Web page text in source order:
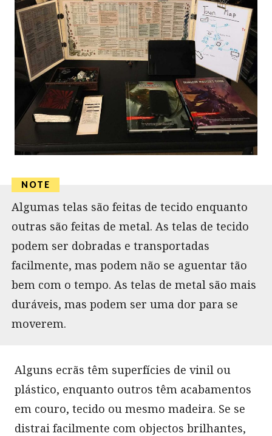
Algumas telas são feitas de tecido enquanto
outras são feitas de metal. As telas de tecido
podem ser dobradas e transportadas
facilmente, mas podem não se aguentar tão
bem com o tempo. As telas de metal são mais
duráveis, mas podem ser uma dor para se
moverem.
Alguns ecrãs têm superfícies de vinil ou
plástico, enquanto outros têm acabamentos
em couro, tecido ou mesmo madeira. Se se
distrai facilmente com objectos brilhantes,